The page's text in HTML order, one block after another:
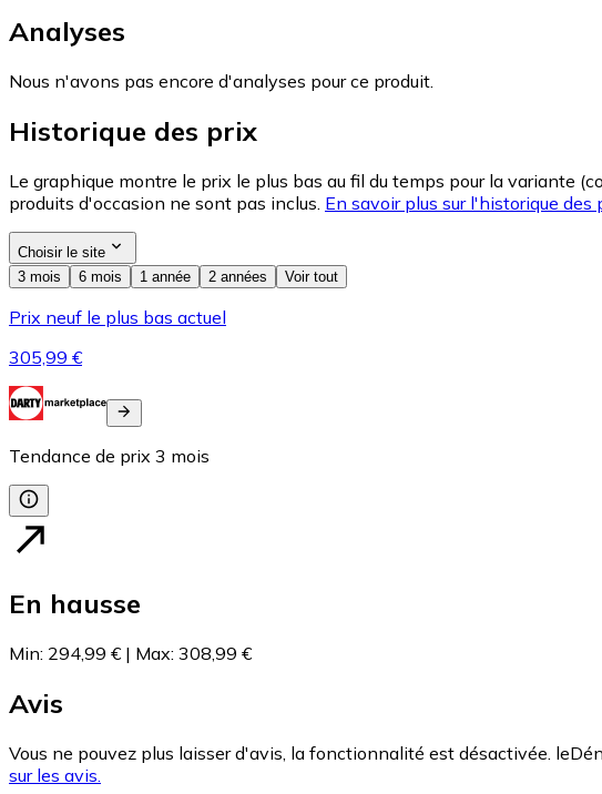
Analyses
Nous n'avons pas encore d'analyses pour ce produit.
Historique des prix
Le graphique montre le prix le plus bas au fil du temps pour la variante
produits d'occasion ne sont pas inclus. En savoir plus sur l'historique des
Choisir le site
3 mois
6 mois 1 année 2 années Voir tout
Prix neuf le plus bas actuel
305,99 €
Tendance de prix 3 mois
En hausse
Min: 294,99 € | Max: 308,99 €
Avis
Vous ne pouvez plus laisser d'avis, la fonctionnalité est désactivée.
sur les avis.